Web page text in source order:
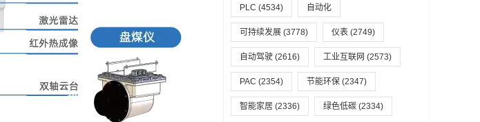
PLC (4534) 自动化
可持续发展 (3778) 仪表 (2749)
自动驾驶 (2616) 工业互联网 (2573)
PAC (2354) 节能环保 (2347)
智能家居 (2336) 绿色低碳 (2334)